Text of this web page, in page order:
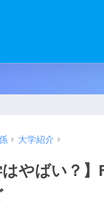
大学紹介
はやばい？